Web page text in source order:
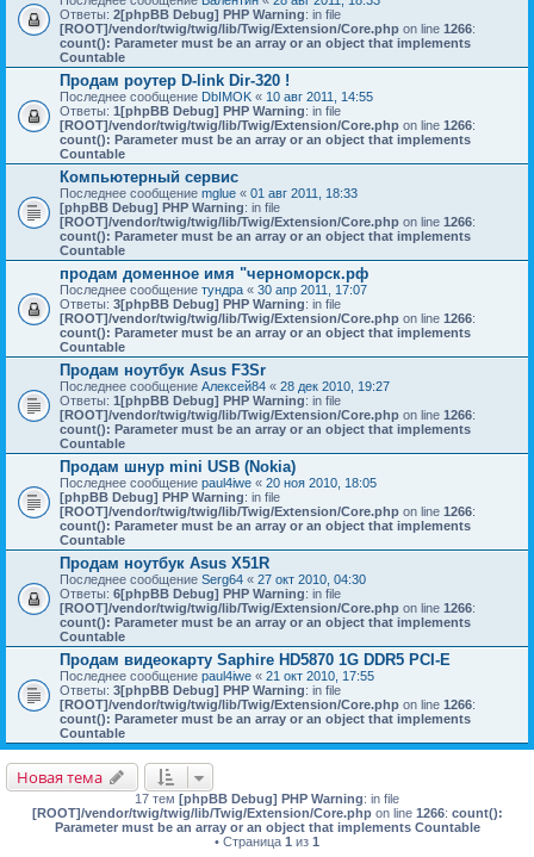
Ответы: 2[phpBB Debug] PHP Warning: in file
[ROOT]/vendor/twig/twig/lib/Twig/Extension/Core.php on line 1266:
count(): Parameter must be an array or an object that implements
Countable
Продам роутер D-link Dir-320 !
Последнее сообщение DbIMOK « 10 авг 2011, 14:55
Ответы: 1[phpBB Debug] PHP Warning: in file
[ROOT]/vendor/twig/twig/lib/Twig/Extension/Core.php on line 1266:
count(): Parameter must be an array or an object that implements
Countable
Компьютерный сервис
Последнее сообщение mglue « 01 авг 2011, 18:33
[phpBB Debug] PHP Warning: in file
[ROOT]/vendor/twig/twig/lib/Twig/Extension/Core.php on line 1266:
count(): Parameter must be an array or an object that implements
Countable
продам доменное имя "черноморск.рф
Последнее сообщение тундра « 30 апр 2011, 17:07
Ответы: 3[phpBB Debug] PHP Warning: in file
[ROOT]/vendor/twig/twig/lib/Twig/Extension/Core.php on line 1266:
count(): Parameter must be an array or an object that implements
Countable
Продам ноутбук Asus F3Sr
Последнее сообщение Алексей84 « 28 дек 2010, 19:27
Ответы: 1[phpBB Debug] PHP Warning: in file
[ROOT]/vendor/twig/twig/lib/Twig/Extension/Core.php on line 1266:
count(): Parameter must be an array or an object that implements
Countable
Продам шнур mini USB (Nokia)
Последнее сообщение paul4iwe « 20 ноя 2010, 18:05
[phpBB Debug] PHP Warning: in file
[ROOT]/vendor/twig/twig/lib/Twig/Extension/Core.php on line 1266:
count(): Parameter must be an array or an object that implements
Countable
Продам ноутбук Asus X51R
Последнее сообщение Serg64 « 27 окт 2010, 04:30
Ответы: 6[phpBB Debug] PHP Warning: in file
[ROOT]/vendor/twig/twig/lib/Twig/Extension/Core.php on line 1266:
count(): Parameter must be an array or an object that implements
Countable
Продам видеокарту Saphire HD5870 1G DDR5 PCI-E
Последнее сообщение paul4iwe « 21 окт 2010, 17:55
Ответы: 3[phpBB Debug] PHP Warning: in file
[ROOT]/vendor/twig/twig/lib/Twig/Extension/Core.php on line 1266:
count(): Parameter must be an array or an object that implements
Countable
Новая тема
17 тем [phpBB Debug] PHP Warning: in file
[ROOT]/vendor/twig/twig/lib/Twig/Extension/Core.phpon line 1266: count():
Parameter must be an array or an object that implements Countable
• Страница 1 из 1